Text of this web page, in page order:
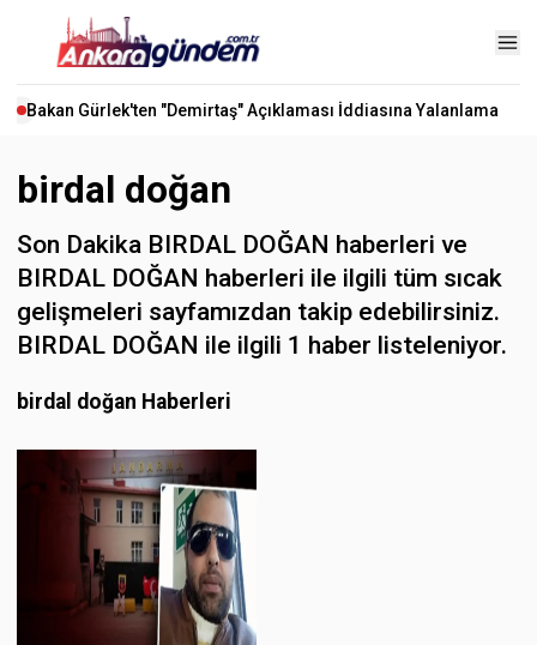
Bakan Gürlek'ten "Demirtaş" Açıklaması İddiasına Yalanlama
birdal doğan
Son Dakika BIRDAL DOĞAN haberleri ve
BIRDAL DOĞAN haberleri ile ilgili tüm sıcak
gelişmeleri sayfamızdan takip edebilirsiniz.
BIRDAL DOĞAN ile ilgili 1 haber listeleniyor.
birdal doğan Haberleri